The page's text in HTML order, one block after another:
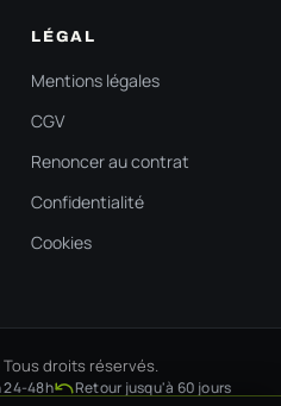
LÉGAL
Mentions légales
CGV
Renoncer au contrat
Confidentialité
Cookies
droits réservés.
24-48h Retour jusqu'à 60 jours